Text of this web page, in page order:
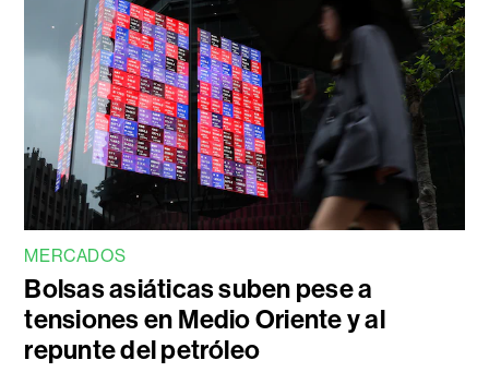
MERCADOS
Bolsas asiáticas suben pese a
tensiones en Medio Oriente y al
repunte del petróleo